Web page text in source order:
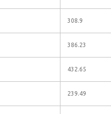
308.9
386.23
432.65
239.49